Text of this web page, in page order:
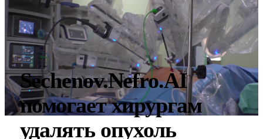
Sechenov.Nefro.AI
помогает хирургам
удалять опухоль